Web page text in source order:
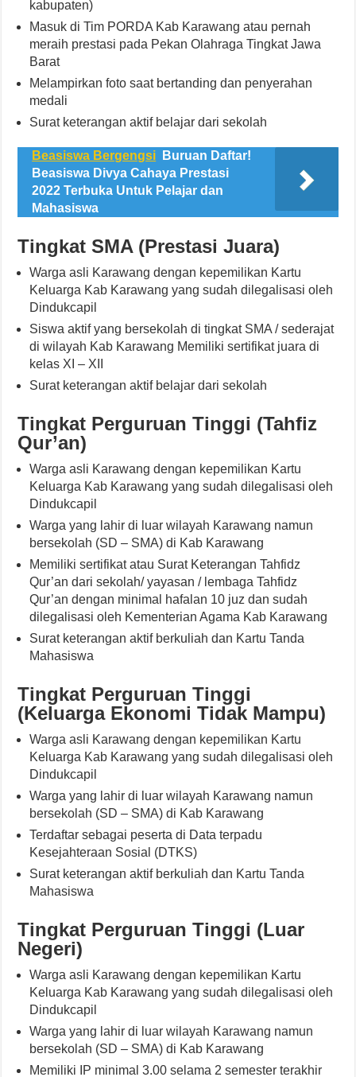
kabupaten)
Masuk di Tim PORDA Kab Karawang atau pernah
meraih prestasi pada Pekan Olahraga Tingkat Jawa
Barat
Melampirkan foto saat bertanding dan penyerahan
medali
Surat keterangan aktif belajar dari sekolah
Beasiswa Bergengsi
Buruan Daftar!
Beasiswa Divya Cahaya Prestasi
2022 Terbuka Untuk Pelajar dan
Mahasiswa
Tingkat SMA (Prestasi Juara)
Warga asli Karawang dengan kepemilikan Kartu
Keluarga Kab Karawang yang sudah dilegalisasi oleh
Dindukcapil
Siswa aktif yang bersekolah di tingkat SMA / sederajat
di wilayah Kab Karawang Memiliki sertifikat juara di
kelas XI – XII
Surat keterangan aktif belajar dari sekolah
Tingkat Perguruan Tinggi (Tahfiz
Qur’an)
Warga asli Karawang dengan kepemilikan Kartu
Keluarga Kab Karawang yang sudah dilegalisasi oleh
Dindukcapil
Warga yang lahir di luar wilayah Karawang namun
bersekolah (SD – SMA) di Kab Karawang
Memiliki sertifikat atau Surat Keterangan Tahfidz
Qur’an dari sekolah/ yayasan / lembaga Tahfidz
Qur’an dengan minimal hafalan 10 juz dan sudah
dilegalisasi oleh Kementerian Agama Kab Karawang
Surat keterangan aktif berkuliah dan Kartu Tanda
Mahasiswa
Tingkat Perguruan Tinggi
(Keluarga Ekonomi Tidak Mampu)
Warga asli Karawang dengan kepemilikan Kartu
Keluarga Kab Karawang yang sudah dilegalisasi oleh
Dindukcapil
Warga yang lahir di luar wilayah Karawang namun
bersekolah (SD – SMA) di Kab Karawang
Terdaftar sebagai peserta di Data terpadu
Kesejahteraan Sosial (DTKS)
Surat keterangan aktif berkuliah dan Kartu Tanda
Mahasiswa
Tingkat Perguruan Tinggi (Luar
Negeri)
Warga asli Karawang dengan kepemilikan Kartu
Keluarga Kab Karawang yang sudah dilegalisasi oleh
Dindukcapil
Warga yang lahir di luar wilayah Karawang namun
bersekolah (SD – SMA) di Kab Karawang
Memiliki IP minimal 3.00 selama 2 semester terakhir